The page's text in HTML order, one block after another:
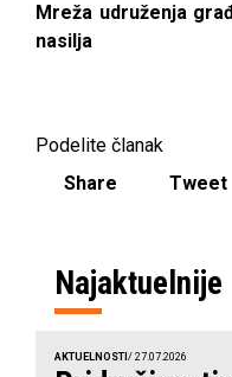
Mreža udruženja
nasilja
Podelite članak
Share
Tweet
Najaktuelnije
AKTUELNOSTI / 27.07.2026